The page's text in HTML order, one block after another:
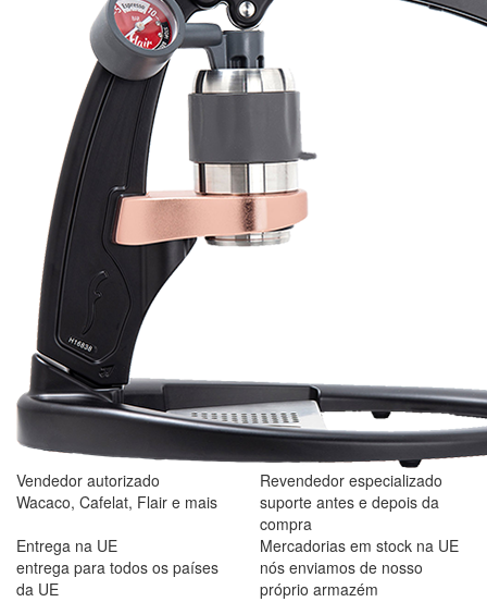
Vendedor autorizado
Wacaco, Cafelat, Flair e mais
Revendedor especializado
suporte antes e depois da
compra
Entrega na UE
entrega para todos os países
da UE
Mercadorias em stock na UE
nós enviamos de nosso
próprio armazém